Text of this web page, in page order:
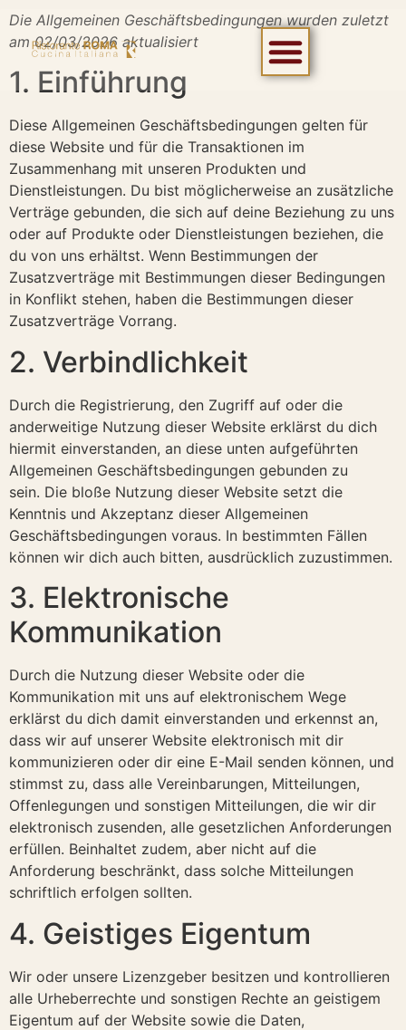
Die Allgemeinen Geschäftsbedingungen wurden zuletzt
am 02/03/2026 aktualisiert
1. Einführung
Diese Allgemeinen Geschäftsbedingungen gelten für
diese Website und für die Transaktionen im
Zusammenhang mit unseren Produkten und
Dienstleistungen. Du bist möglicherweise an zusätzliche
Verträge gebunden, die sich auf deine Beziehung zu uns
oder auf Produkte oder Dienstleistungen beziehen, die
du von uns erhältst. Wenn Bestimmungen der
Zusatzverträge mit Bestimmungen dieser Bedingungen
in Konflikt stehen, haben die Bestimmungen dieser
Zusatzverträge Vorrang.
2. Verbindlichkeit
Durch die Registrierung, den Zugriff auf oder die
anderweitige Nutzung dieser Website erklärst du dich
hiermit einverstanden, an diese unten aufgeführten
Allgemeinen Geschäftsbedingungen gebunden zu
sein. Die bloße Nutzung dieser Website setzt die
Kenntnis und Akzeptanz dieser Allgemeinen
Geschäftsbedingungen voraus. In bestimmten Fällen
können wir dich auch bitten, ausdrücklich zuzustimmen.
3. Elektronische
Kommunikation
Durch die Nutzung dieser Website oder die
Kommunikation mit uns auf elektronischem Wege
erklärst du dich damit einverstanden und erkennst an,
dass wir auf unserer Website elektronisch mit dir
kommunizieren oder dir eine E-Mail senden können, und
stimmst zu, dass alle Vereinbarungen, Mitteilungen,
Offenlegungen und sonstigen Mitteilungen, die wir dir
elektronisch zusenden, alle gesetzlichen Anforderungen
erfüllen. Beinhaltet zudem, aber nicht auf die
Anforderung beschränkt, dass solche Mitteilungen
schriftlich erfolgen sollten.
4. Geistiges Eigentum
Wir oder unsere Lizenzgeber besitzen und kontrollieren
alle Urheberrechte und sonstigen Rechte an geistigem
Eigentum auf der Website sowie die Daten,